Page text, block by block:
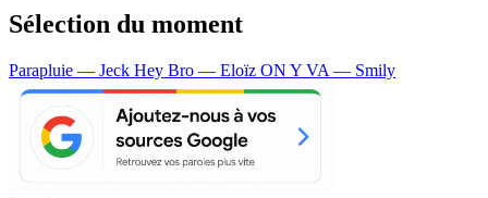
Sélection du moment
Parapluie — Jeck Hey Bro — Eloïz ON Y VA — Smily